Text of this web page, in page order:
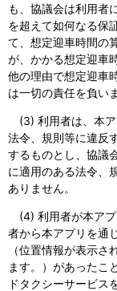
も、協議会は利用者
を超えて如何なる保
て、想定迎車時間の
が、かかる想定迎車
他の理由で想定迎車
は一切の責任を負い
(3) 利用者は、本ア
法令、規則等に違反
するものとし、協議
に適用のある法令、
ありません。
(4) 利用者が本アプ
者から本アプリを通
（位置情報が表示
ます。）があったこ
ドタクシーサービス